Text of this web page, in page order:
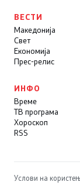
ВЕСТИ
Македонија
Свет
Економија
Прес-релис
ИНФО
Време
ТВ програма
Хороскоп
RSS
Услови на